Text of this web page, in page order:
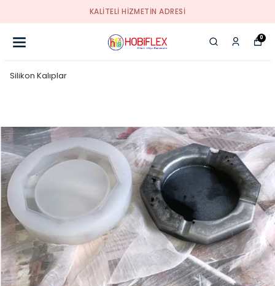
KALİTELİ HİZMETİN ADRESİ
0
Silikon Kalıplar